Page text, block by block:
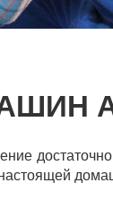
достаточно